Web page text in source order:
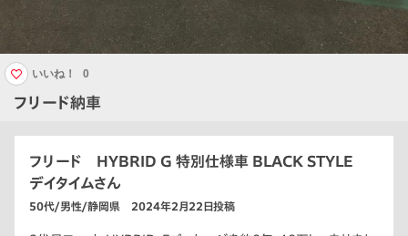
フリード納車
いいね！ 0
フリード HYBRID G 特別仕様車 BLACK STYLE
デイタイムさん
50代/男性/静岡県 2024年2月22日投稿